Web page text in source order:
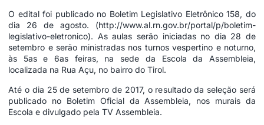
O edital foi publicado no Boletim Legislativo Eletrônico 158, do
dia 26 de agosto. (http://www.al.rn.gov.br/portal/p/boletim-
legislativo-eletronico). As aulas serão iniciadas no dia 28 de
setembro e serão ministradas nos turnos vespertino e noturno,
às 5as e 6as feiras, na sede da Escola da Assembleia,
localizada na Rua Açu, no bairro do Tirol.
Até o dia 25 de setembro de 2017, o resultado da seleção será
publicado no Boletim Oficial da Assembleia, nos murais da
Escola e divulgado pela TV Assembleia.